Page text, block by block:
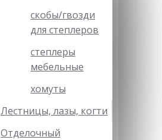
скобы/гвозди
для степлеров
степлеры
мебельные
хомуты
Лестницы, лазы, когти
Отделочный